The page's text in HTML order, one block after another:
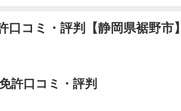
コミ・評判【静岡県裾野市】
許口コミ・評判